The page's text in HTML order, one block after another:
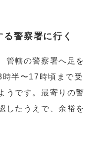
警察署に行く
管轄の警察署へ足を
半〜17時頃まで受
うです。最寄りの警
したうえで、余裕を